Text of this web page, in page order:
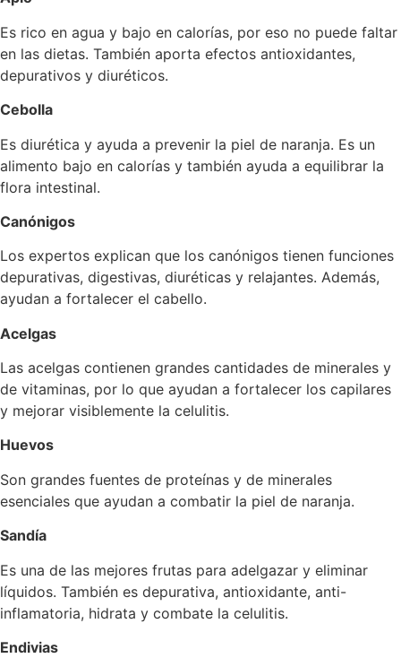
Es rico en agua y bajo en calorías, por eso no puede faltar
en las dietas. También aporta efectos antioxidantes,
depurativos y diuréticos.
Cebolla
Es diurética y ayuda a prevenir la piel de naranja. Es un
alimento bajo en calorías y también ayuda a equilibrar la
flora intestinal.
Canónigos
Los expertos explican que los canónigos tienen funciones
depurativas, digestivas, diuréticas y relajantes. Además,
ayudan a fortalecer el cabello.
Acelgas
Las acelgas contienen grandes cantidades de minerales y
de vitaminas, por lo que ayudan a fortalecer los capilares
y mejorar visiblemente la celulitis.
Huevos
Son grandes fuentes de proteínas y de minerales
esenciales que ayudan a combatir la piel de naranja.
Sandía
Es una de las mejores frutas para adelgazar y eliminar
líquidos. También es depurativa, antioxidante, anti-
inflamatoria, hidrata y combate la celulitis.
Endivias